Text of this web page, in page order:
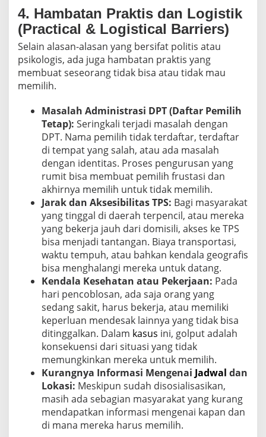
4. Hambatan Praktis dan Logistik
(Practical & Logistical Barriers)
Selain alasan-alasan yang bersifat politis atau
psikologis, ada juga hambatan praktis yang
membuat seseorang tidak bisa atau tidak mau
memilih.
Masalah Administrasi DPT (Daftar Pemilih
Tetap): Seringkali terjadi masalah dengan
DPT. Nama pemilih tidak terdaftar, terdaftar
di tempat yang salah, atau ada masalah
dengan identitas. Proses pengurusan yang
rumit bisa membuat pemilih frustasi dan
akhirnya memilih untuk tidak memilih.
Jarak dan Aksesibilitas TPS: Bagi masyarakat
yang tinggal di daerah terpencil, atau mereka
yang bekerja jauh dari domisili, akses ke TPS
bisa menjadi tantangan. Biaya transportasi,
waktu tempuh, atau bahkan kendala geografis
bisa menghalangi mereka untuk datang.
Kendala Kesehatan atau Pekerjaan: Pada
hari pencoblosan, ada saja orang yang
sedang sakit, harus bekerja, atau memiliki
keperluan mendesak lainnya yang tidak bisa
ditinggalkan. Dalam kasus ini, golput adalah
konsekuensi dari situasi yang tidak
memungkinkan mereka untuk memilih.
Kurangnya Informasi Mengenai Jadwal dan
Lokasi: Meskipun sudah disosialisasikan,
masih ada sebagian masyarakat yang kurang
mendapatkan informasi mengenai kapan dan
di mana mereka harus memilih.